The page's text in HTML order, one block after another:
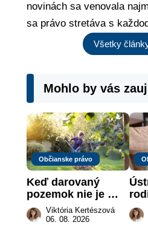
novinách sa venovala
sa právo stretáva s
Všetky
Mohlo by vás
Občianske právo
Keď darovaný
pozemok nie je
„hotová vec“: kedy
môže darca žiadať
Viktória Kertészová
06. 08. 2026